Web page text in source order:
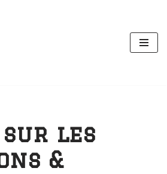
sur les
&